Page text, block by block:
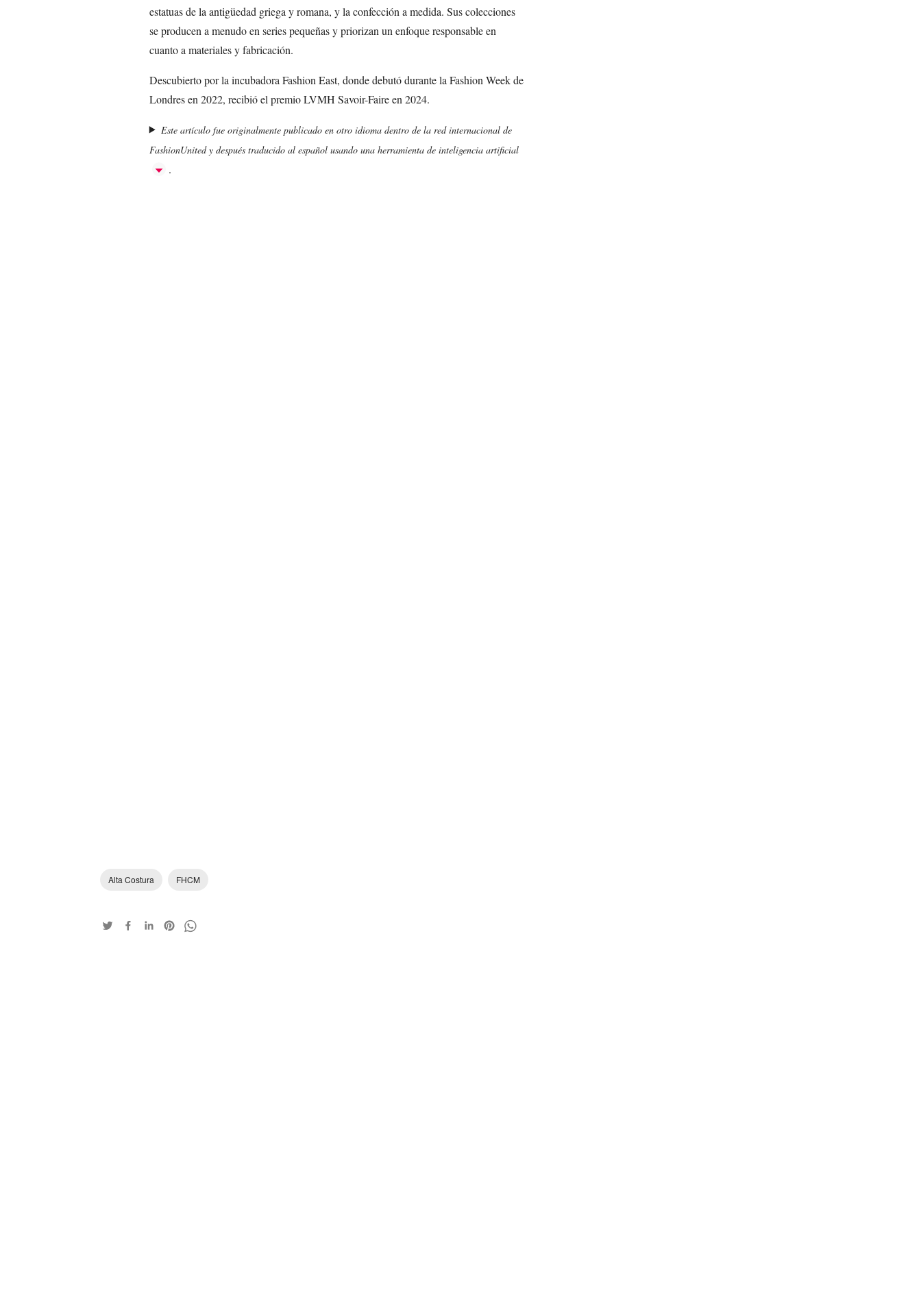
estatuas de la antigüedad griega y romana, y la confección a medida. Sus colecciones
se producen a menudo en series pequeñas y priorizan un enfoque responsable en
cuanto a materiales y fabricación.
Descubierto por la incubadora Fashion East, donde debutó durante la Fashion Week de
Londres en 2022, recibió el premio LVMH Savoir-Faire en 2024.
Este artículo fue originalmente publicado en otro idioma dentro de la red internacional de
FashionUnited y después traducido al español usando una herramienta de inteligencia artificial
.
Alta Costura FHCM